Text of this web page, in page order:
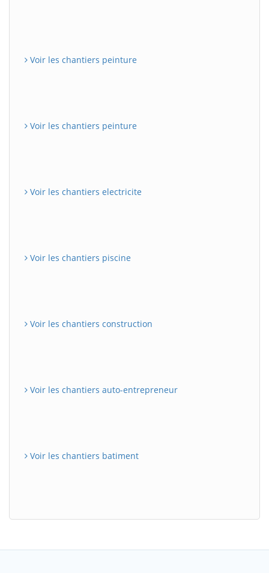
Voir les chantiers peinture
Voir les chantiers peinture
Voir les chantiers electricite
Voir les chantiers piscine
Voir les chantiers construction
Voir les chantiers auto-entrepreneur
Voir les chantiers batiment